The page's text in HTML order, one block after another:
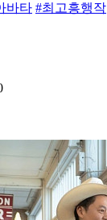
바타 #최고흥행작